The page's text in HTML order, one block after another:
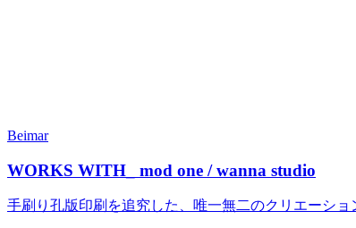
Beimar
WORKS WITH_ mod one / wanna studio
手刷り孔版印刷を追究した、唯一無二のクリエーシ